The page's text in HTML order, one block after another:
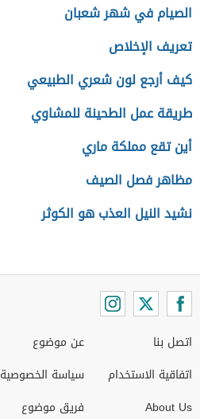
الصيام في شهر شعبان
تعريف الإخلاص
كيف أرجع لون شعري الطبيعي
طريقة عمل الطحينة للمشاوي
أين تقع مملكة ماري
مظاهر فصل الصيف
نشيد النيل العذب هو الكوثر
اتصل بنا
اتفاقية الاستخدام
About Us
عن موضوع
سياسة الخصوصية
فريق موضوع